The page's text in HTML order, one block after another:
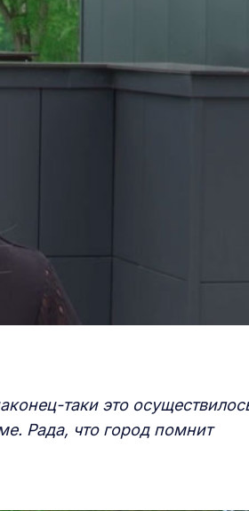
таки это
Рада, что город помнит